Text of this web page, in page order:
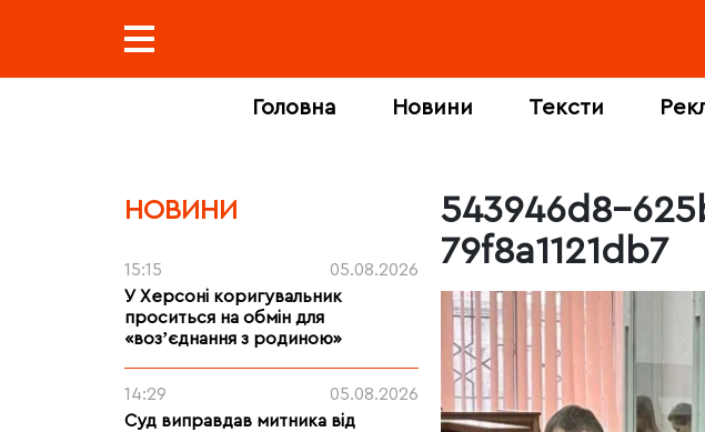
Головна Новини Тексти
НОВИНИ
15:15
05.08.2026
У Херсоні коригувальник
проситься на обмін для
«возʼєднання з родиною»
14:29
05.08.2026
Суд виправдав митника від
543946d8-
79f8a1121db7